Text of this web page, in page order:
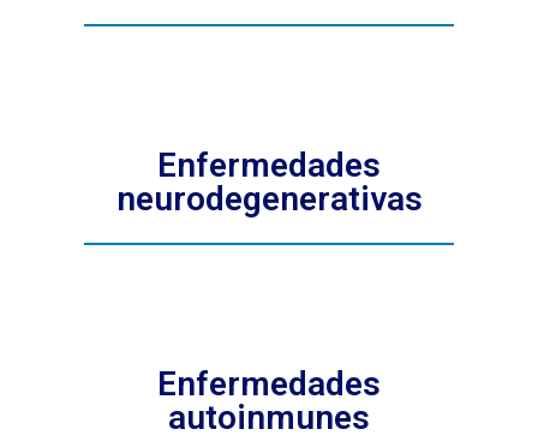
Enfermedades
neurodegenerativas
Enfermedades
autoinmunes